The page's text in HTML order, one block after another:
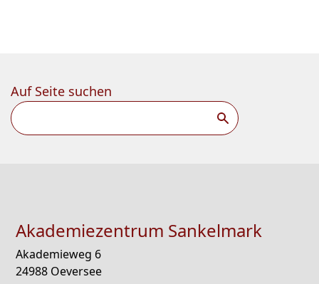
Auf Seite suchen
Suchen
Akademiezentrum Sankelmark
Akademieweg 6
24988 Oeversee